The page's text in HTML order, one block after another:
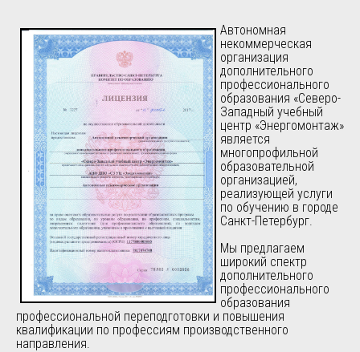
Автономная
некоммерческая
организация
дополнительного
профессионального
образования «Северо-
Западный учебный
центр «Энергомонтаж»
является
многопрофильной
образовательной
организацией,
реализующей услуги
по обучению в городе
Санкт-Петербург.
Мы предлагаем
широкий спектр
дополнительного
профессионального
образования
профессиональной переподготовки и повышения
квалификации по профессиям производственного
направления.